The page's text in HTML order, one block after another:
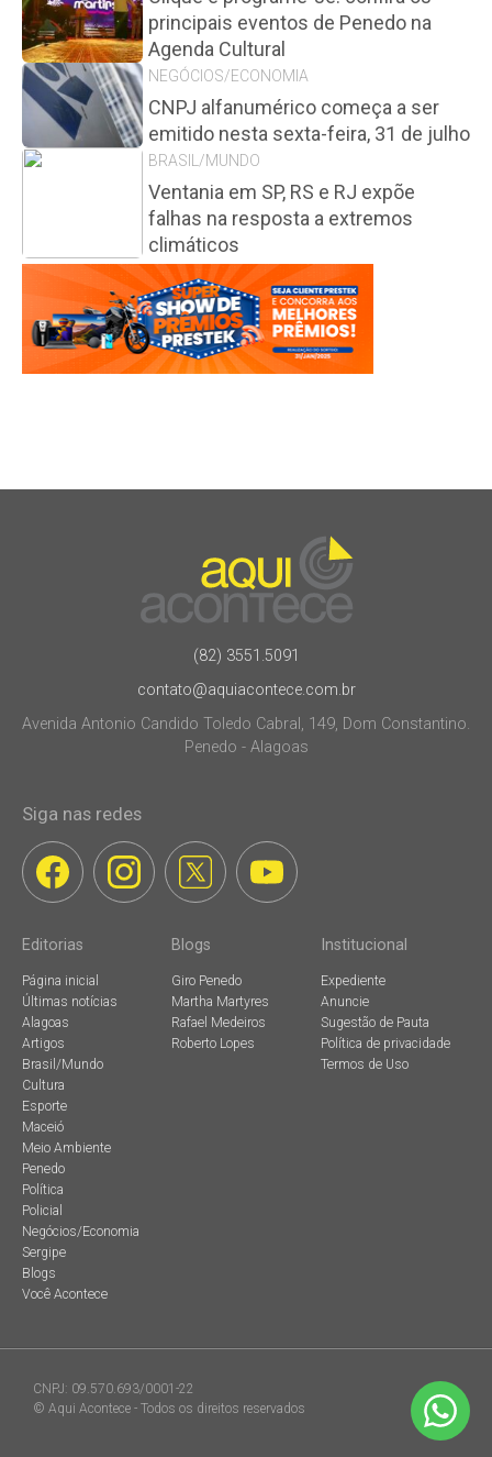
principais eventos de Penedo na
Agenda Cultural
NEGÓCIOS/ECONOMIA
CNPJ alfanumérico começa a ser
emitido nesta sexta-feira, 31 de julho
BRASIL/MUNDO
Ventania em SP, RS e RJ expõe
falhas na resposta a extremos
climáticos
(82) 3551.5091
contato@aquiacontece.com.br
Avenida Antonio Candido Toledo Cabral, 149, Dom Constantino.
Penedo - Alagoas
Siga nas redes
Editorias
Página inicial
Últimas notícias
Alagoas
Artigos
Brasil/Mundo
Cultura
Esporte
Maceió
Meio Ambiente
Penedo
Política
Policial
Negócios/Economia
Sergipe
Blogs
Você Acontece
Blogs
Giro Penedo
Martha Martyres
Rafael Medeiros
Roberto Lopes
Institucional
Expediente
Anuncie
Sugestão de Pauta
Política de privacidade
Termos de Uso
CNPJ: 09.570.693/0001-22
© Aqui Acontece - Todos os direitos reservados